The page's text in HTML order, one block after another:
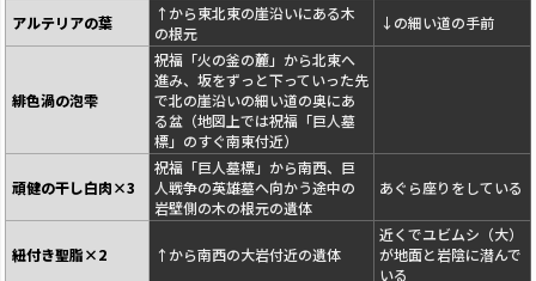
アルテリアの葉
↑から東北東の崖沿いにある木
の根元
↓の細い道の手前
緋色渦の泡雫
祝福「火の釜の麓」から北東へ
進み、坂をずっと下っていった先
で北の崖沿いの細い道の奥にあ
る盆（地図上では祝福「巨人墓
標」のすぐ南東付近）
頑健の干し白肉×3
祝福「巨人墓標」から南西、巨
人戦争の英雄墓へ向かう途中の
岩壁側の木の根元の遺体
あぐら座りをしている
紐付き聖脂×2 ↑から南西の大岩付近の遺体
近くでユビムシ（大）
が地面と岩陰に潜んで
いる